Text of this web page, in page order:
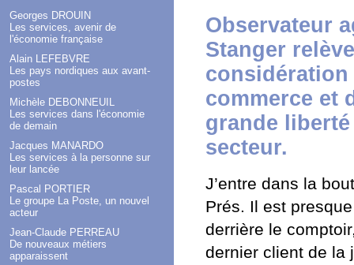
Georges DROUIN
Les services, avenir de
l'économie française
Alain LEFEBVRE
Les pays nordiques aux avant-
postes
Michèle DEBONNEUIL
Les services dans l'économie
de demain
Jacques MANARDO
Les services à la personne sur
leur lancée
Pascal PORTIER
Le groupe La Poste, un nouvel
acteur
Jean-Claude PERREAU
De nouveaux métiers
apparaissent
Observateur
Stanger
commerce et
grande
secteur.
J’entre dans la
Prés. Il est
derrière le
dernier client de la